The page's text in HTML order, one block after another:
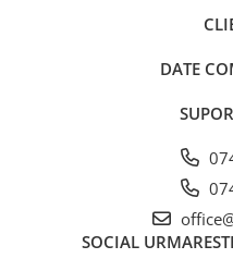
DATE
SOCIAL